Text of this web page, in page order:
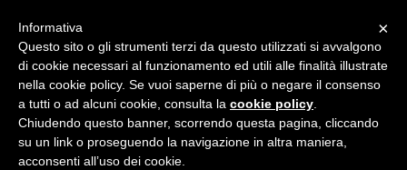
×
Informativa
Questo sito o gli strumenti terzi da questo utilizzati si avvalgono
di cookie necessari al funzionamento ed utili alle finalità illustrate
nella cookie policy. Se vuoi saperne di più o negare il consenso
a tutti o ad alcuni cookie, consulta la cookie policy
Chiudendo questo banner, scorrendo questa pagina, cliccando
su un link o proseguendo la navigazione in altra maniera,
acconsenti all’uso dei cookie.